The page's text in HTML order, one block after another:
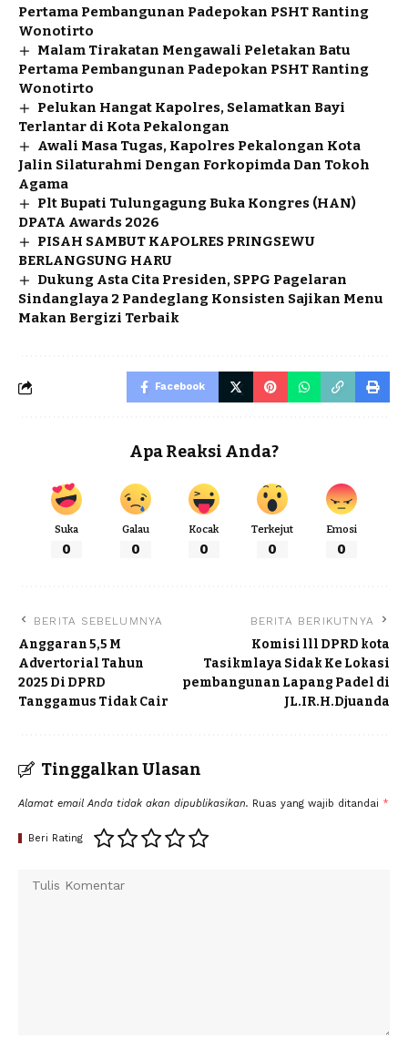
Pertama Pembangunan Padepokan PSHT Ranting
Wonotirto
Malam Tirakatan Mengawali Peletakan Batu
Pertama Pembangunan Padepokan PSHT Ranting
Wonotirto
Pelukan Hangat Kapolres, Selamatkan Bayi
Terlantar di Kota Pekalongan
Awali Masa Tugas, Kapolres Pekalongan Kota
Jalin Silaturahmi Dengan Forkopimda Dan Tokoh
Agama
Plt Bupati Tulungagung Buka Kongres (HAN)
DPATA Awards 2026
PISAH SAMBUT KAPOLRES PRINGSEWU
BERLANGSUNG HARU
Dukung Asta Cita Presiden, SPPG Pagelaran
Sindanglaya 2 Pandeglang Konsisten Sajikan Menu
Makan Bergizi Terbaik
Facebook
Apa Reaksi Anda?
Suka
0
Galau
0
Kocak
0
Terkejut
0
Emosi
0
BERITA SEBELUMNYA
Anggaran 5,5 M
Advertorial Tahun
2025 Di DPRD
Tanggamus Tidak Cair
BERITA BERIKUTNYA
Komisi lll DPRD kota
Tasikmlaya Sidak Ke Lokasi
pembangunan Lapang Padel di
JL.IR.H.Djuanda
Tinggalkan Ulasan
Alamat email Anda tidak akan dipublikasikan. Ruas yang wajib ditandai *
Beri Rating